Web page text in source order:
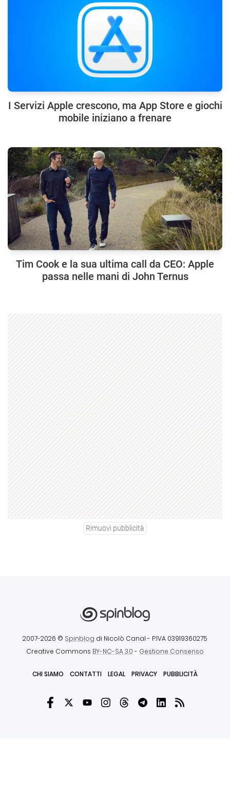
I Servizi Apple crescono, ma App Store e giochi
mobile iniziano a frenare
Tim Cook e la sua ultima call da CEO: Apple
passa nelle mani di John Ternus
Rimuovi pubblicità
2007-2026 © Spinblog di Nicolò Canal - P.IVA 03919360275
Creative Commons BY-NC-SA 3.0- Gestione Consenso
CHI SIAMO CONTATTI LEGAL PRIVACY PUBBLICITÀ